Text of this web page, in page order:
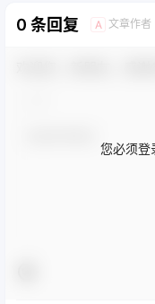
0 条回复 A 文章作者
您必须登